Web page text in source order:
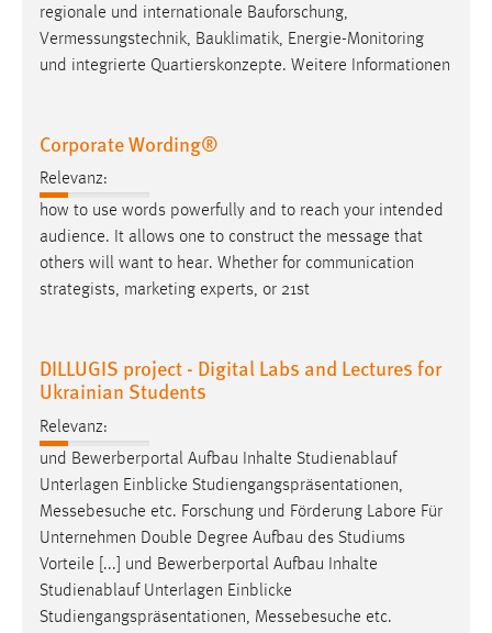
regionale und internationale Bauforschung,
Vermessungstechnik, Bauklimatik, Energie-Monitoring
und integrierte Quartierskonzepte. Weitere Informationen
Corporate Wording®
Relevanz:
how to use words powerfully and to reach your intended
audience. It allows one to construct the message that
others will want to hear. Whether for communication
strategists, marketing experts, or 21st
DILLUGIS project - Digital Labs and Lectures for
Ukrainian Students
Relevanz:
und Bewerberportal Aufbau Inhalte Studienablauf
Unterlagen Einblicke Studiengangspräsentationen,
Messebesuche etc. Forschung und Förderung Labore Für
Unternehmen Double Degree Aufbau des Studiums
Vorteile [...] und Bewerberportal Aufbau Inhalte
Studienablauf Unterlagen Einblicke
Studiengangspräsentationen, Messebesuche etc.